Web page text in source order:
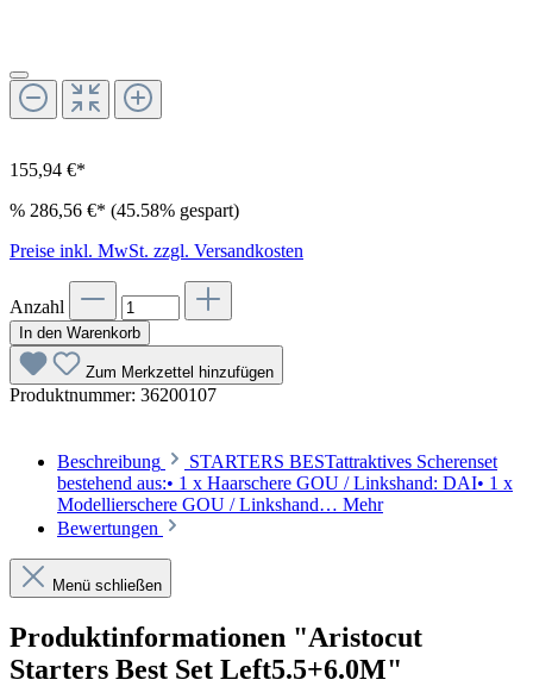
155,94 €*
% 286,56 €* (45.58% gespart)
Preise inkl. MwSt. zzgl. Versandkosten
Anzahl
In den Warenkorb
Zum Merkzettel hinzufügen
Produktnummer: 36200107
Beschreibung
STARTERS BESTattraktives Scherenset
bestehend aus:• 1 x Haarschere GOU / Linkshand: DAI• 1 x
Modellierschere GOU / Linkshand… Mehr
Bewertungen
Menü schließen
Produktinformationen "Aristocut
Starters Best Set Left5.5+6.0M"